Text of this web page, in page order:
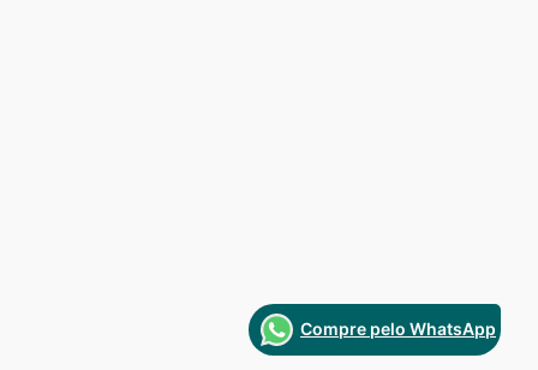
Compre pelo WhatsApp